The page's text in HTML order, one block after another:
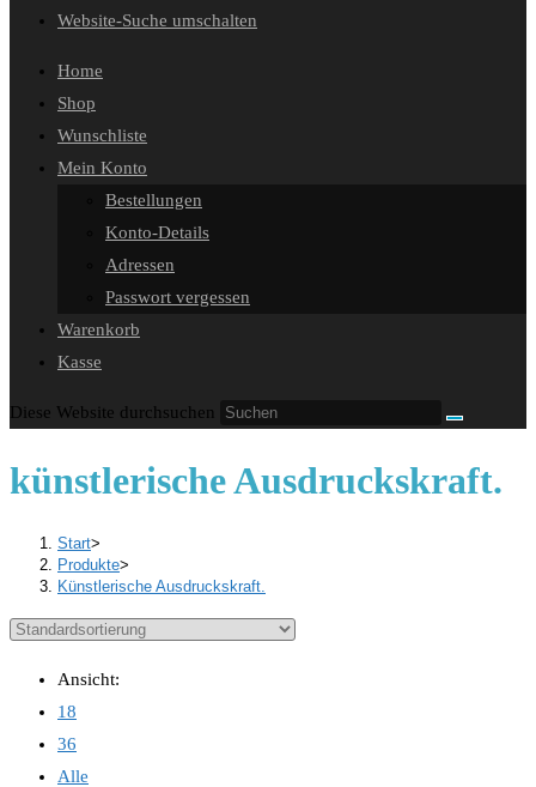
Website-Suche umschalten
Home
Shop
Wunschliste
Mein Konto
Bestellungen
Konto-Details
Adressen
Passwort vergessen
Warenkorb
Kasse
Diese Website durchsuchen
künstlerische Ausdruckskraft.
Start>
Produkte>
Künstlerische Ausdruckskraft.
Ansicht:
18
36
Alle